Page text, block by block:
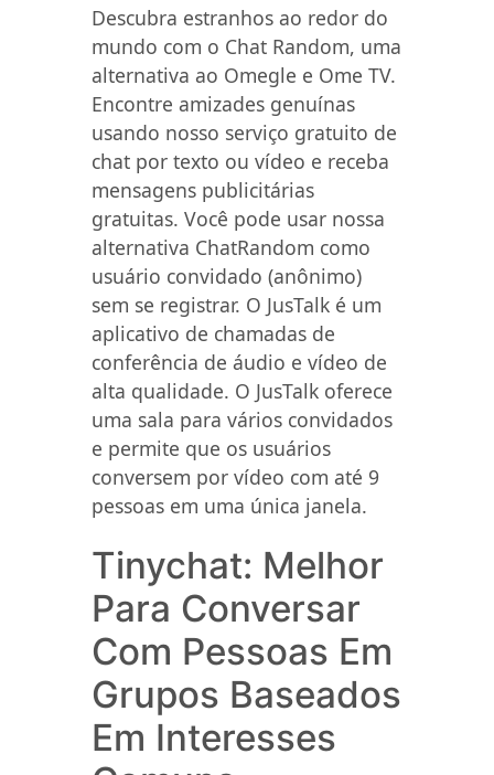
Descubra estranhos ao redor do
mundo com o Chat Random, uma
alternativa ao Omegle e Ome TV.
Encontre amizades genuínas
usando nosso serviço gratuito de
chat por texto ou vídeo e receba
mensagens publicitárias
gratuitas. Você pode usar nossa
alternativa ChatRandom como
usuário convidado (anônimo)
sem se registrar. O JusTalk é um
aplicativo de chamadas de
conferência de áudio e vídeo de
alta qualidade. O JusTalk oferece
uma sala para vários convidados
e permite que os usuários
conversem por vídeo com até 9
pessoas em uma única janela.
Tinychat: Melhor
Para Conversar
Com Pessoas Em
Grupos Baseados
Em Interesses